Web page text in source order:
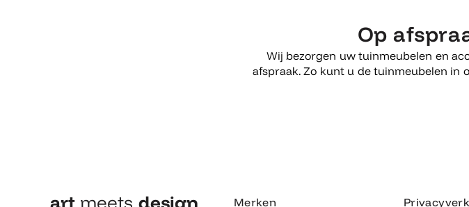
Op
Wij bezorgen uw tuinmeubelen en
afspraak. Zo kunt u de tuinmeubelen in
Merken